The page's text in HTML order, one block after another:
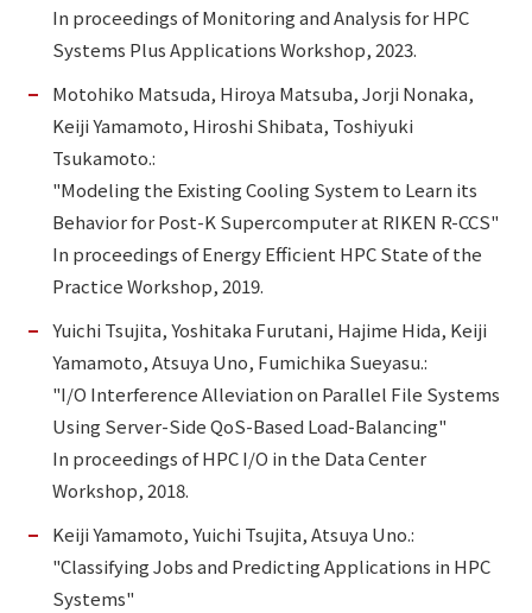
In proceedings of Monitoring and Analysis for HPC
Systems Plus Applications Workshop, 2023.
Motohiko Matsuda, Hiroya Matsuba, Jorji Nonaka,
Keiji Yamamoto, Hiroshi Shibata, Toshiyuki
Tsukamoto.:
"Modeling the Existing Cooling System to Learn its
Behavior for Post-K Supercomputer at RIKEN R-CCS"
In proceedings of Energy Efficient HPC State of the
Practice Workshop, 2019.
Yuichi Tsujita, Yoshitaka Furutani, Hajime Hida, Keiji
Yamamoto, Atsuya Uno, Fumichika Sueyasu.:
"I/O Interference Alleviation on Parallel File Systems
Using Server-Side QoS-Based Load-Balancing"
In proceedings of HPC I/O in the Data Center
Workshop, 2018.
Keiji Yamamoto, Yuichi Tsujita, Atsuya Uno.:
"Classifying Jobs and Predicting Applications in HPC
Systems"